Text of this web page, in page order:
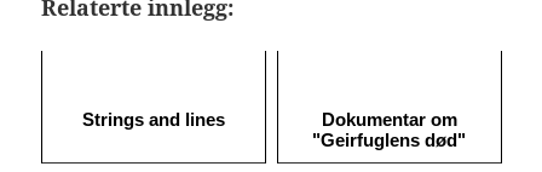
Relaterte innlegg:
Strings and lines
Dokumentar om
"Geirfuglens død"